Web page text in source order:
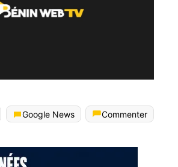
Google News
Commenter